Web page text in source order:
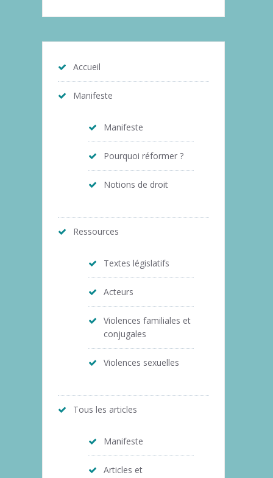
Accueil
Manifeste
Manifeste
Pourquoi réformer ?
Notions de droit
Ressources
Textes législatifs
Acteurs
Violences familiales et
conjugales
Violences sexuelles
Tous les articles
Manifeste
Articles et